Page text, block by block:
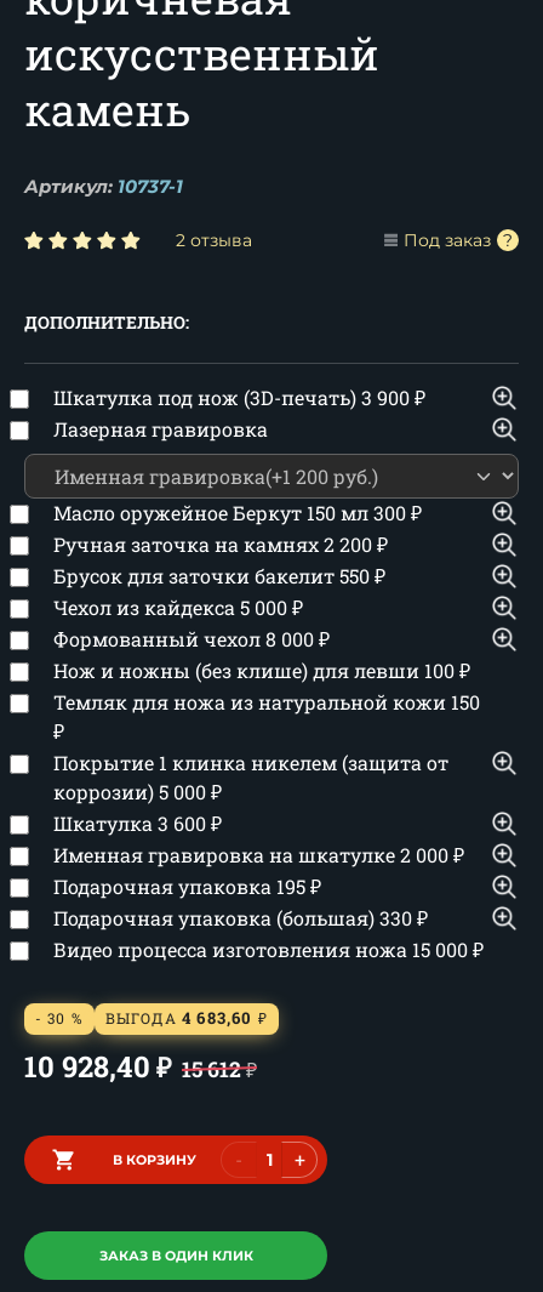
искусственный
камень
Артикул: 10737-1
2 отзыва Под заказ
ДОПОЛНИТЕЛЬНО:
Шкатулка под нож (3D-печать)3 900₽
Лазерная гравировка
Масло оружейное Беркут 150 мл300₽
Ручная заточка на камнях2 200₽
Брусок для заточки бакелит550₽
Чехол из кайдекса 5 000₽
Формованный чехол8 000₽
Нож и ножны (без клише) для левши 100₽
Темляк для ножа из натуральной кожи 150
₽
Покрытие 1 клинка никелем (защита от
коррозии)5 000₽
Шкатулка 3 600₽
Именная гравировка на шкатулке2 000₽
Подарочная упаковка 195₽
Подарочная упаковка (большая)330₽
Видео процесса изготовления ножа 15 000₽
- 30 % ВЫГОДА 4 683,60 ₽
10 928,40 ₽ 15 612₽
В КОРЗИНУ - +
ЗАКАЗ В ОДИН КЛИК